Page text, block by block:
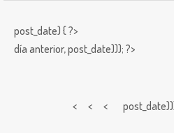
post_date) { ?>
día anterior,post_date))); ?>
< < <